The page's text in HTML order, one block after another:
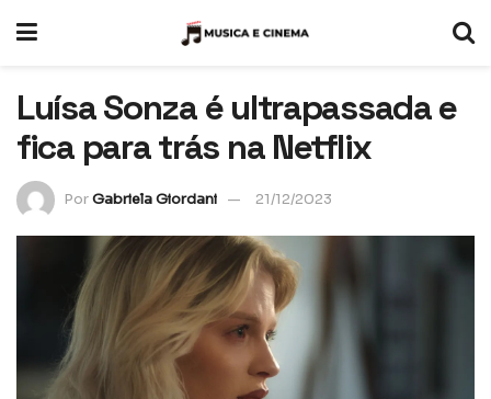
Luísa Sonza é ultrapassada e
fica para trás na Netflix
PorGabriela Giordani 21/12/2023